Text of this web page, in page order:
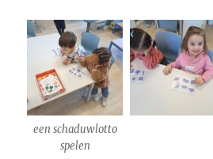
een schaduwlotto
spelen